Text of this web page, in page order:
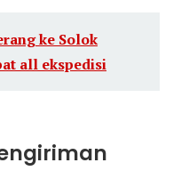
ke Solok
all ekspedisi